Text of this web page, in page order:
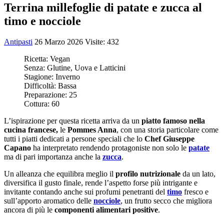
Terrina millefoglie di patate e zucca al
timo e nocciole
Antipasti 26 Marzo 2026 Visite: 432
Ricetta: Vegan
Senza: Glutine, Uova e Latticini
Stagione: Inverno
Difficoltà: Bassa
Preparazione: 25
Cottura: 60
L’ispirazione per questa ricetta arriva da un piatto famoso nella
cucina francese, le Pommes Anna, con una storia particolare come
tutti i piatti dedicati a persone speciali che lo Chef Giuseppe
Capano ha interpretato rendendo protagoniste non solo le patate
ma di pari importanza anche la zucca.
Un alleanza che equilibra meglio il profilo nutrizionale da un lato,
diversifica il gusto finale, rende l’aspetto forse più intrigante e
invitante contando anche sui profumi penetranti del timo fresco e
sull’apporto aromatico delle nocciole, un frutto secco che migliora
ancora di più le componenti alimentari positive.